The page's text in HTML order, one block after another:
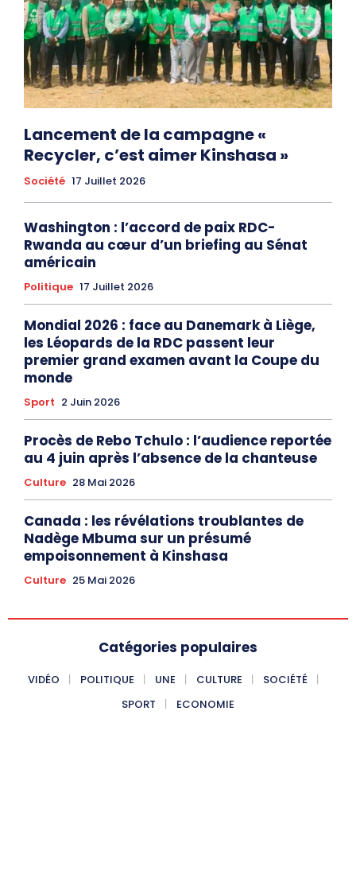
Lancement de la campagne «
Recycler, c’est aimer Kinshasa »
Société 17 Juillet 2026
Washington : l’accord de paix RDC-
Rwanda au cœur d’un briefing au Sénat
américain
Politique 17 Juillet 2026
Mondial 2026 : face au Danemark à Liège,
les Léopards de la RDC passent leur
premier grand examen avant la Coupe du
monde
Sport 2 Juin 2026
Procès de Rebo Tchulo : l’audience reportée
au 4 juin après l’absence de la chanteuse
Culture 28 Mai 2026
Canada : les révélations troublantes de
Nadège Mbuma sur un présumé
empoisonnement à Kinshasa
Culture 25 Mai 2026
Catégories populaires
VIDÉO POLITIQUE UNE CULTURE
SOCIÉTÉ
SPORT
ECONOMIE